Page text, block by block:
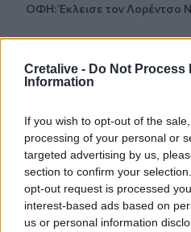
Cretalive - Do Not Process
Information
If you wish to opt-out of the
processing of your personal or
targeted advertising by us,
section to confirm your
opt-out request is processed
interest-based ads based on
us or personal information
ΟΦΗ: Έκλεισε τον Λορέντσο
ΕΛΓΕΚΑ: Προληπτική
φράουλα
Μια μεγάλη μουσική βραδιά
από τη γέννηση του Κώστα
Νεκρή μεγαλόσωμη αρκούδα
από πυροβολισμό